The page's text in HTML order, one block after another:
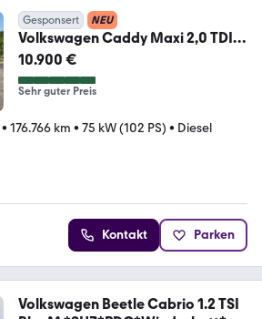
Gesponsert NEU
Volkswagen Caddy Maxi 2,0 TDI
EcoProfi Schaltgetriebe
10.900 €
Sehr guter Preis
• 176.766 km • 75 kW (102 PS) • Diesel
Kontakt Parken
Volkswagen Beetle Cabrio 1.2 TSI